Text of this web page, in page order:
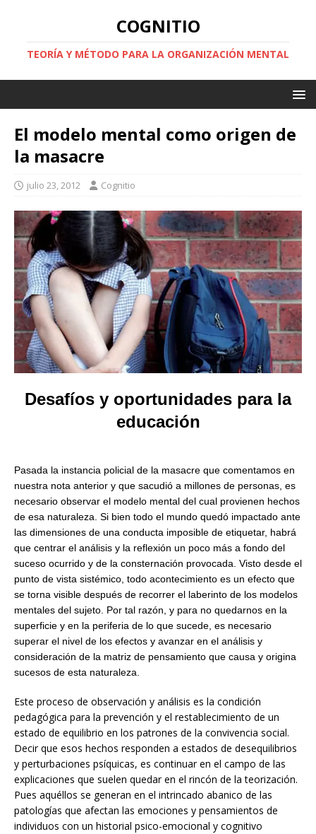
COGNITIO
TEORÍA Y MÉTODO PARA LA ORGANIZACIÓN MENTAL
El modelo mental como origen de
la masacre
julio 23, 2012 Cognitio
Desafíos y oportunidades para la
educación
Pasada la instancia policial de la masacre que comentamos en
nuestra nota anterior y que sacudió a millones de personas, es
necesario observar el modelo mental del cual provienen hechos
de esa naturaleza. Si bien todo el mundo quedó impactado ante
las dimensiones de una conducta imposible de etiquetar, habrá
que centrar el análisis y la reflexión un poco más a fondo del
suceso ocurrido y de la consternación provocada. Visto desde el
punto de vista sistémico, todo acontecimiento es un efecto que
se torna visible después de recorrer el laberinto de los modelos
mentales del sujeto. Por tal razón, y para no quedarnos en la
superficie y en la periferia de lo que sucede, es necesario
superar el nivel de los efectos y avanzar en el análisis y
consideración de la matriz de pensamiento que causa y origina
sucesos de esta naturaleza.
Este proceso de observación y análisis es la condición
pedagógica para la prevención y el restablecimiento de un
estado de equilibrio en los patrones de la convivencia social.
Decir que esos hechos responden a estados de desequilibrios
y perturbaciones psíquicas, es continuar en el campo de las
explicaciones que suelen quedar en el rincón de la teorización.
Pues aquéllos se generan en el intrincado abanico de las
patologías que afectan las emociones y pensamientos de
individuos con un historial psico-emocional y cognitivo